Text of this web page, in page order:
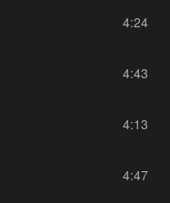
4:24
4:43
4:13
4:47